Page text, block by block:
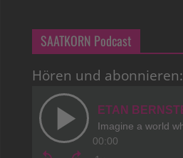
SAATKORN Podcast
Hören und abonnieren: